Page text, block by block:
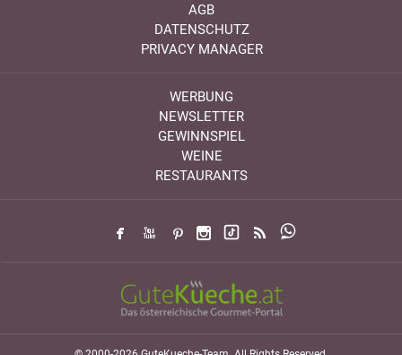
AGB
DATENSCHUTZ
PRIVACY MANAGER
WERBUNG
NEWSLETTER
GEWINNSPIEL
WEINE
RESTAURANTS